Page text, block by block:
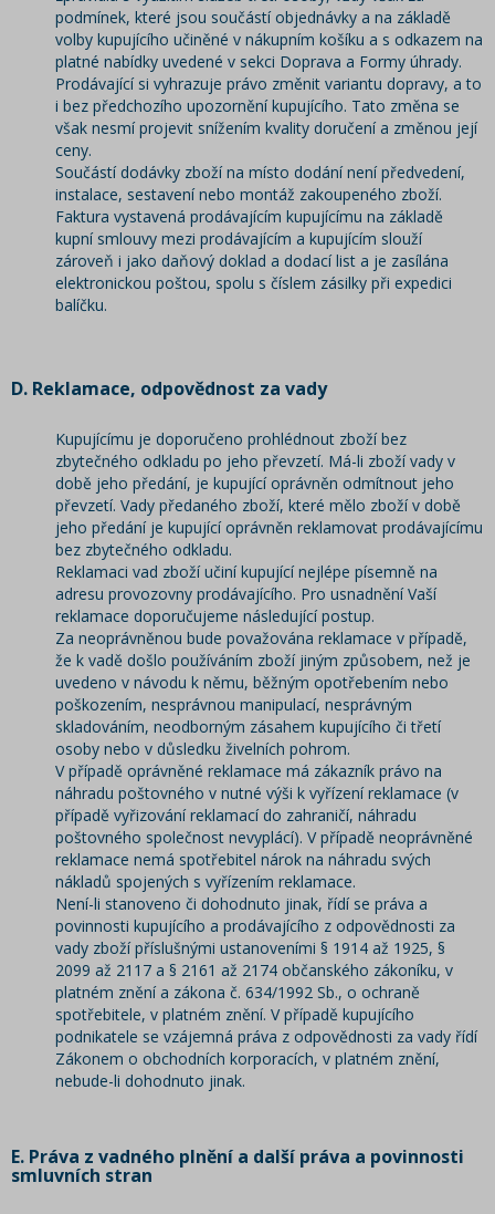
podmínek, které jsou součástí objednávky a na základě
volby kupujícího učiněné v nákupním košíku a s odkazem na
platné nabídky uvedené v sekci Doprava a Formy úhrady.
Prodávající si vyhrazuje právo změnit variantu dopravy, a to
i bez předchozího upozornění kupujícího. Tato změna se
však nesmí projevit snížením kvality doručení a změnou její
ceny.
Součástí dodávky zboží na místo dodání není předvedení,
instalace, sestavení nebo montáž zakoupeného zboží.
Faktura vystavená prodávajícím kupujícímu na základě
kupní smlouvy mezi prodávajícím a kupujícím slouží
zároveň i jako daňový doklad a dodací list a je zasílána
elektronickou poštou, spolu s číslem zásilky při expedici
balíčku.
D. Reklamace, odpovědnost za vady
Kupujícímu je doporučeno prohlédnout zboží bez
zbytečného odkladu po jeho převzetí. Má-li zboží vady v
době jeho předání, je kupující oprávněn odmítnout jeho
převzetí. Vady předaného zboží, které mělo zboží v době
jeho předání je kupující oprávněn reklamovat prodávajícímu
bez zbytečného odkladu.
Reklamaci vad zboží učiní kupující nejlépe písemně na
adresu provozovny prodávajícího. Pro usnadnění Vaší
reklamace doporučujeme následující postup.
Za neoprávněnou bude považována reklamace v případě,
že k vadě došlo používáním zboží jiným způsobem, než je
uvedeno v návodu k němu, běžným opotřebením nebo
poškozením, nesprávnou manipulací, nesprávným
skladováním, neodborným zásahem kupujícího či třetí
osoby nebo v důsledku živelních pohrom.
V případě oprávněné reklamace má zákazník právo na
náhradu poštovného v nutné výši k vyřízení reklamace (v
případě vyřizování reklamací do zahraničí, náhradu
poštovného společnost nevyplácí). V případě neoprávněné
reklamace nemá spotřebitel nárok na náhradu svých
nákladů spojených s vyřízením reklamace.
Není-li stanoveno či dohodnuto jinak, řídí se práva a
povinnosti kupujícího a prodávajícího z odpovědnosti za
vady zboží příslušnými ustanoveními § 1914 až 1925, §
2099 až 2117 a § 2161 až 2174 občanského zákoníku, v
platném znění a zákona č. 634/1992 Sb., o ochraně
spotřebitele, v platném znění. V případě kupujícího
podnikatele se vzájemná práva z odpovědnosti za vady řídí
Zákonem o obchodních korporacích, v platném znění,
nebude-li dohodnuto jinak.
E. Práva z vadného plnění a další práva a povinnosti
smluvních stran